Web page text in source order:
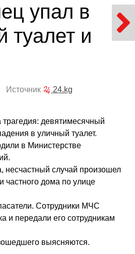
упал в
туалет и
24.kg
девятимесячный
в уличный туалет.
в Министерстве
несчастный случай произошел
частного дома по улице
Сотрудники МЧС
и передали его сотрудникам
выясняются.